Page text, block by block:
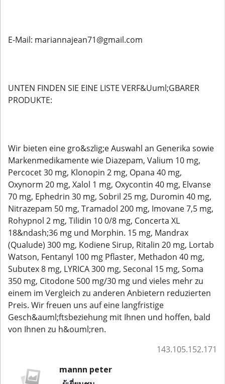
E-Mail: mariannajean71@gmail.com
UNTEN FINDEN SIE EINE LISTE VERF&Uuml;GBARER
PRODUKTE:
Wir bieten eine gro&szlig;e Auswahl an Generika sowie
Markenmedikamente wie Diazepam, Valium 10 mg,
Percocet 30 mg, Klonopin 2 mg, Opana 40 mg,
Oxynorm 20 mg, Xalol 1 mg, Oxycontin 40 mg, Elvanse
70 mg, Ephedrin 30 mg, Sobril 25 mg, Duromin 40 mg,
Nitrazepam 50 mg, Tramadol 200 mg, Imovane 7,5 mg,
Rohypnol 2 mg, Tilidin 10 0/8 mg, Concerta XL
18&ndash;36 mg und Morphin. 15 mg, Mandrax
(Qualude) 300 mg, Kodiene Sirup, Ritalin 20 mg, Lortab
Watson, Fentanyl 100 mg Pflaster, Methadon 40 mg,
Subutex 8 mg, LYRICA 300 mg, Seconal 15 mg, Soma
350 mg, Citodone 500 mg/30 mg und vieles mehr zu
einem im Vergleich zu anderen Anbietern reduzierten
Preis. Wir freuen uns auf eine langfristige
Gesch&auml;ftsbeziehung mit Ihnen und hoffen, bald
von Ihnen zu h&ouml;ren.
143.105.152.171
mannn peter